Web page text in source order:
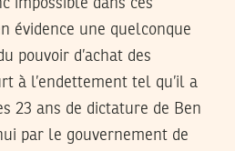
impossible dans ces
évidence une quelconque
pouvoir d’achat des
à l’endettement tel qu’il a
23 ans de dictature de Ben
par le gouvernement de